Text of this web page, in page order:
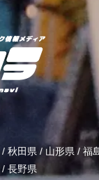
/ 秋田県 / 山形県/ 福
/ 長野県